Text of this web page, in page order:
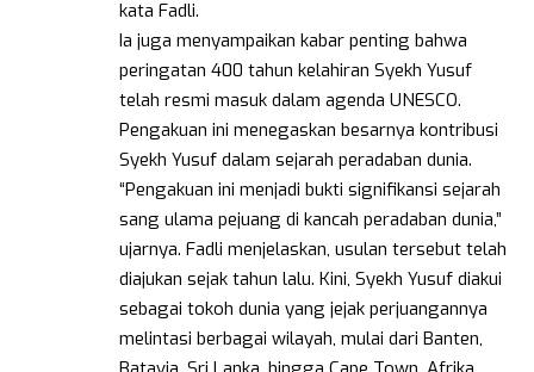
kata Fadli.
Ia juga menyampaikan kabar penting bahwa
peringatan 400 tahun kelahiran Syekh Yusuf
telah resmi masuk dalam agenda UNESCO.
Pengakuan ini menegaskan besarnya kontribusi
Syekh Yusuf dalam sejarah peradaban dunia.
“Pengakuan ini menjadi bukti signifikansi sejarah
sang ulama pejuang di kancah peradaban dunia,”
ujarnya. Fadli menjelaskan, usulan tersebut telah
diajukan sejak tahun lalu. Kini, Syekh Yusuf diakui
sebagai tokoh dunia yang jejak perjuangannya
melintasi berbagai wilayah, mulai dari Banten,